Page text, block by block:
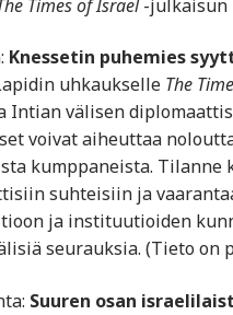
Times of Israel-julkaisun
Knessetin puhemies
uhkaukselle The
Intian välisen
voivat aiheuttaa
kumppaneista. Tilanne
suhteisiin ja
ja instituutioiden
seurauksia. (Tieto on
Suuren osan